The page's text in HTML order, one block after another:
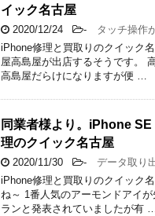
イック名古屋
2020/12/24 - タッチ操作
iPhone修理と買取りのクイック
屋高島屋が出店するそうです。
高島屋だらけになりますが便 …
同業者様より。iPhone
理のクイック名古屋
2020/11/30 - データ取り
iPhone修理と買取りのクイック
ね～ 1番人気のアーモンドアイ
ランと発表されていましたが有